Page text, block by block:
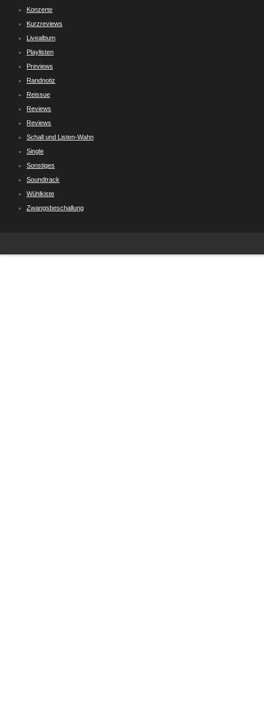
Konzerte
Kurzreviews
Livealbum
Playlisten
Previews
Randnotiz
Reissue
Reviews
Reviews
Schall und Listen-Wahn
Single
Sonstiges
Soundtrack
Wühlkiste
Zwangsbeschallung